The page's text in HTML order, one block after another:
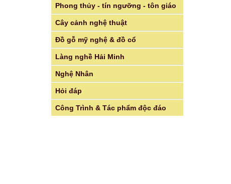
Phong thủy - tín ngưỡng - tôn giáo
Cây cảnh nghệ thuật
Đồ gỗ mỹ nghệ & đồ cổ
Làng nghề Hải Minh
Nghệ Nhân
Hỏi đáp
Công Trình & Tác phẩm độc đáo